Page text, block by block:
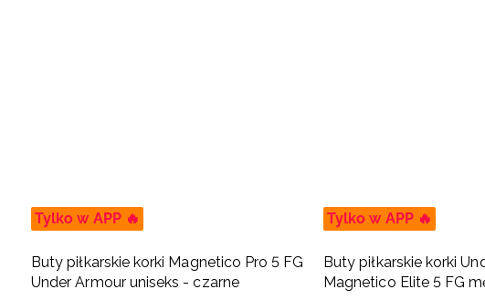
Tylko w APP 🔥
Buty piłkarskie korki Magnetico Pro 5 FG
Under Armour uniseks - czarne
Tylko w APP 🔥
Buty piłkarskie korki
Magnetico Elite 5 FG